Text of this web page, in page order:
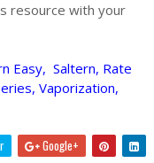
resource with your
Easy, Saltern, Rate
Vaporization,
Google+